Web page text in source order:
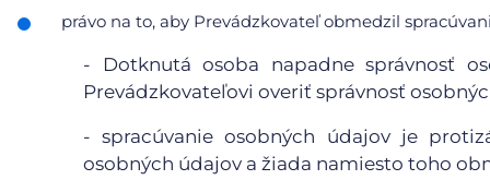
právo na to, aby Prevádzkovateľ obmedzil
- Dotknutá osoba napadne správnosť
Prevádzkovateľovi overiť správnosť
- spracúvanie osobných údajov je
osobných údajov a žiada namiesto toho